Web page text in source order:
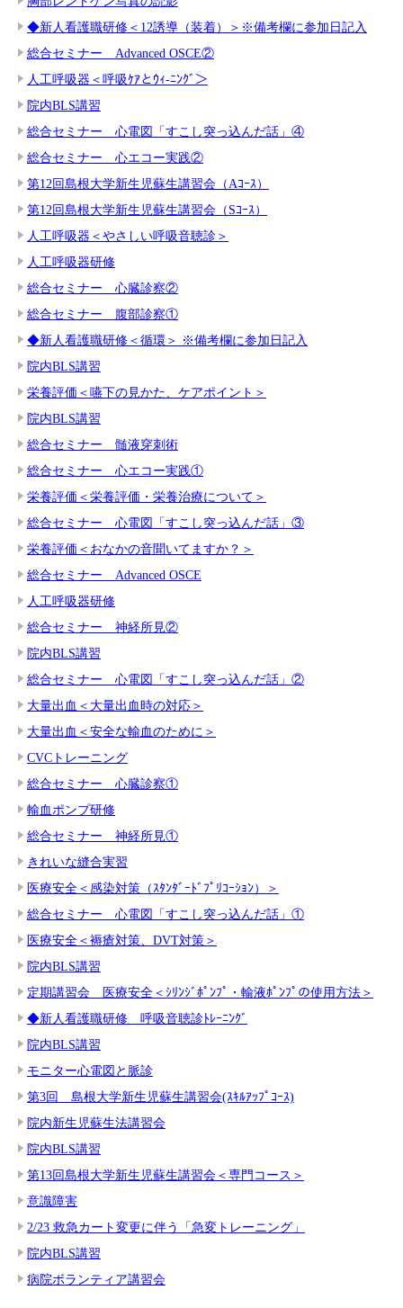
◆新人看護職研修＜12誘導（装着）＞※備考欄に参加日記入
総合セミナー Advanced OSCE②
人工呼吸器＜呼吸ｹｱとｳｨ-ﾆﾝｸﾞ＞
院内BLS講習
総合セミナー 心電図「すこし突っ込んだ話」④
総合セミナー 心エコー実践②
第12回島根大学新生児蘇生講習会（Aｺｰｽ）
第12回島根大学新生児蘇生講習会（Sｺｰｽ）
人工呼吸器＜やさしい呼吸音聴診＞
人工呼吸器研修
総合セミナー 心臓診察②
総合セミナー 腹部診察①
◆新人看護職研修＜循環＞ ※備考欄に参加日記入
院内BLS講習
栄養評価＜嚥下の見かた、ケアポイント＞
院内BLS講習
総合セミナー 髄液穿刺術
総合セミナー 心エコー実践①
栄養評価＜栄養評価・栄養治療について＞
総合セミナー 心電図「すこし突っ込んだ話」③
栄養評価＜おなかの音聞いてますか？＞
総合セミナー Advanced OSCE
人工呼吸器研修
総合セミナー 神経所見②
院内BLS講習
総合セミナー 心電図「すこし突っ込んだ話」②
大量出血＜大量出血時の対応＞
大量出血＜安全な輸血のために＞
CVCトレーニング
総合セミナー 心臓診察①
輸血ポンプ研修
総合セミナー 神経所見①
きれいな縫合実習
医療安全＜感染対策（ｽﾀﾝﾀﾞｰﾄﾞﾌﾟﾘｺｰｼｮﾝ）＞
総合セミナー 心電図「すこし突っ込んだ話」①
医療安全＜褥瘡対策、DVT対策＞
院内BLS講習
定期講習会 医療安全＜ｼﾘﾝｼﾞﾎﾟﾝﾌﾟ・輸液ﾎﾟﾝﾌﾟの使用方法＞
◆新人看護職研修 呼吸音聴診ﾄﾚｰﾆﾝｸﾞ
院内BLS講習
モニター心電図と脈診
第3回 島根大学新生児蘇生講習会(ｽｷﾙｱｯﾌﾟｺｰｽ)
院内新生児蘇生法講習会
院内BLS講習
第13回島根大学新生児蘇生講習会＜専門コース＞
意識障害
2/23 救急カート変更に伴う「急変トレーニング」
院内BLS講習
病院ボランティア講習会